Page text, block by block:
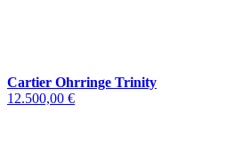
Cartier Ohrringe Trinity
12.500,00 €